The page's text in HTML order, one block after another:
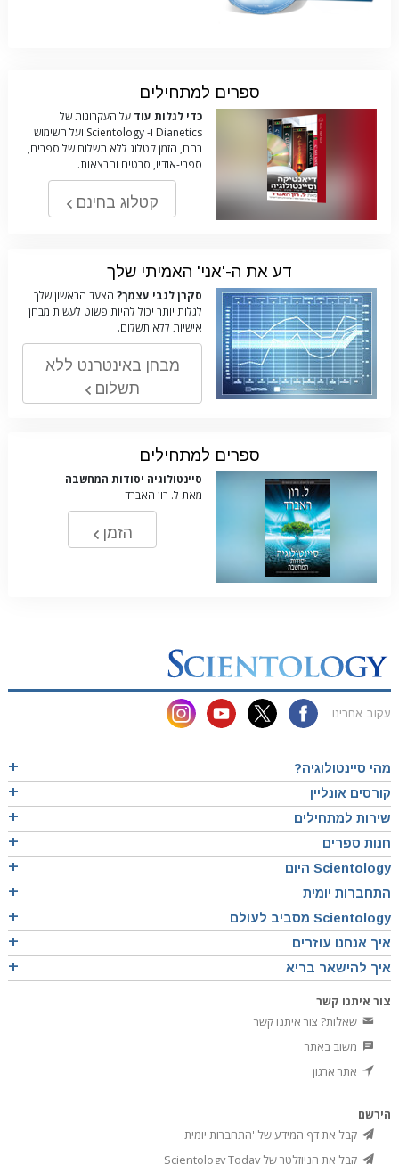
ספרים למתחילים
כדי לגלות עוד על העקרונות של
Dianetics ו- Scientology ועל השימוש
בהם, הזמן קטלוג ללא תשלום של ספרים,
ספרי-אודיו, סרטים והרצאות.
קטלוג בחינם
דע את ה-'אני' האמיתי שלך
סקרן לגבי עצמך? הצעד הראשון שלך
לגלות יותר יכול להיות פשוט לעשות מבחן
אישיות ללא תשלום.
מבחן באינטרנט ללא
תשלום
ספרים למתחילים
סיינטולוגיה יסודות המחשבה
מאת ל. רון האברד
הזמן
עקוב אחרינו
מהי סיינטולוגיה?
קורסים אונליין
שירות למתחילים
חנות ספרים
Scientology היום
התחברות יומית
Scientology מסביב לעולם
איך אנחנו עוזרים
איך להישאר בריא
צור איתנו קשר
שאלות? צור איתנו קשר
משוב באתר
אתר ארגון
הירשם
קבל את דף המידע של 'התחברות יומית'
קבל את הניוזלטר של Scientology Today